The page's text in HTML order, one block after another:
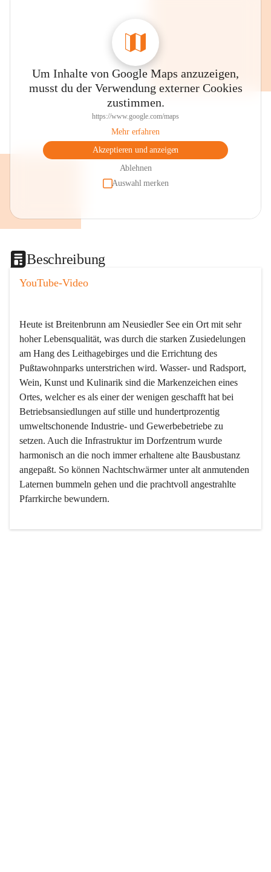
Um Inhalte von Google Maps anzuzeigen,
musst du der Verwendung externer Cookies
zustimmen.
https://www.google.com/maps
Mehr erfahren
Akzeptieren und anzeigen
Ablehnen
Auswahl merken
Beschreibung
YouTube-Video
Heute ist Breitenbrunn am Neusiedler See ein Ort mit sehr
hoher Lebensqualität, was durch die starken Zusiedelungen
am Hang des Leithagebirges und die Errichtung des
Pußtawohnparks unterstrichen wird. Wasser- und Radsport,
Wein, Kunst und Kulinarik sind die Markenzeichen eines
Ortes, welcher es als einer der wenigen geschafft hat bei
Betriebsansiedlungen auf stille und hundertprozentig
umweltschonende Industrie- und Gewerbebetriebe zu
setzen. Auch die Infrastruktur im Dorfzentrum wurde
harmonisch an die noch immer erhaltene alte Bausbustanz
angepaßt. So können Nachtschwärmer unter alt anmutenden
Laternen bummeln gehen und die prachtvoll angestrahlte
Pfarrkirche bewundern.
Der Weinbau dominert heute nicht mehr, ist aber integrativer